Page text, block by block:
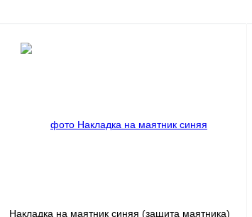
Накладка на маятник синяя (защита маятника)